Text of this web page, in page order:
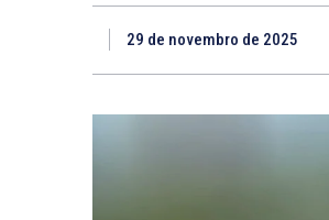
29 de novembro de 2025